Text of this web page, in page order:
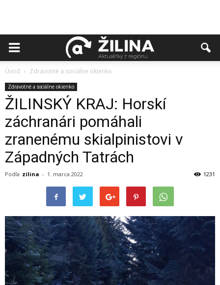
Úvod Zdravotné a sociálne okienko
Zdravotné a sociálne okienko
ŽILINSKÝ KRAJ: Horskí
záchranári pomáhali
zranenému skialpinistovi v
Západných Tatrách
Podľa zilina - 1. marca 2022 1231